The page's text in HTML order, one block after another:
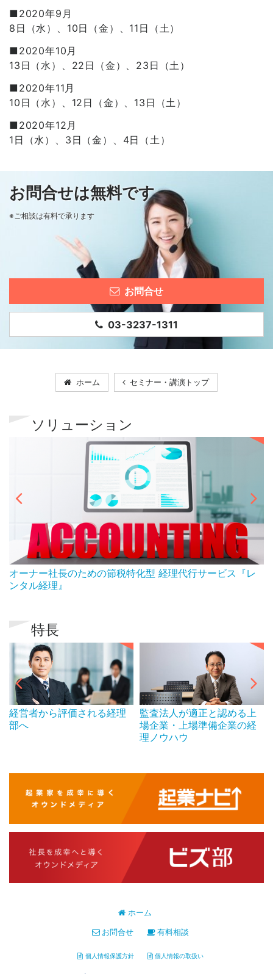
■2020年9月
8日（水）、10日（金）、11日（土）
■2020年10月
13日（水）、22日（金）、23日（土）
■2020年11月
10日（水）、12日（金）、13日（土）
■2020年12月
1日（水）、3日（金）、4日（土）
お問合せは無料です
※ご相談は有料で承ります
お問合せ
03-3237-1311
ホーム セミナー・講演トップ
ソリューション
オーナー社長のための節税特化型 経理代行サービス『レ
ンタル経理』
特長
経営者から評価される経理
部へ
監査法人が適正と認める上
場企業・上場準備企業の経
理ノウハウ
ホーム
お問合せ
有料相談
個人情報保護方針 個人情報の取扱い